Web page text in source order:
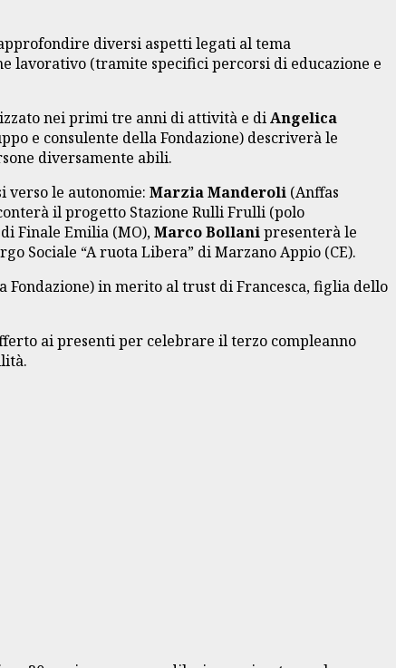
diversi aspetti legati al tema
lavorativo (tramite specifici percorsi di educazione e
nei primi tre anni di attività e diAngelica
e consulente della Fondazione) descriverà le
diversamente abili.
le autonomie: Marzia Manderoli (Anffas
il progetto Stazione Rulli Frulli (polo
Finale Emilia (MO),Marco Bollanipresenterà le
Sociale “A ruota Libera” di Marzano Appio (CE).
Fondazione) in merito al trust di Francesca, figlia dello
ai presenti per celebrare il terzo compleanno